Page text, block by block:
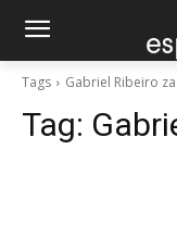
Tags Gabriel Ribeiro
Tag: